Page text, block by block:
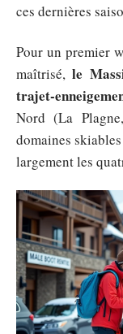
ces dernières
Pour un premier
maîtrisé,le
trajet-
Nord (La
domaines
largement les